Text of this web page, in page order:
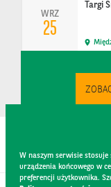
WRZ
25
Targi
W naszym serwisie stosuje
urządzenia końcowego w
preferencji użytkownika.